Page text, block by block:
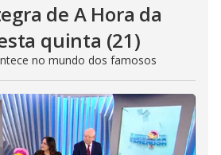
de A Hora da
quinta (21)
no mundo dos famosos